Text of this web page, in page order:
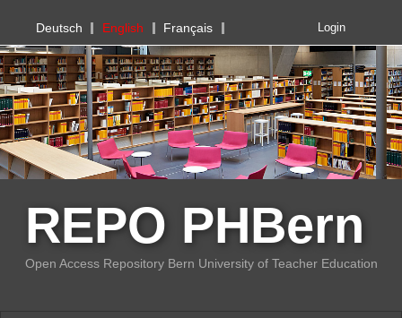
PHBern
Deutsch English Français Login
REPO PHBern
Open Access Repository Bern University of Teacher Education